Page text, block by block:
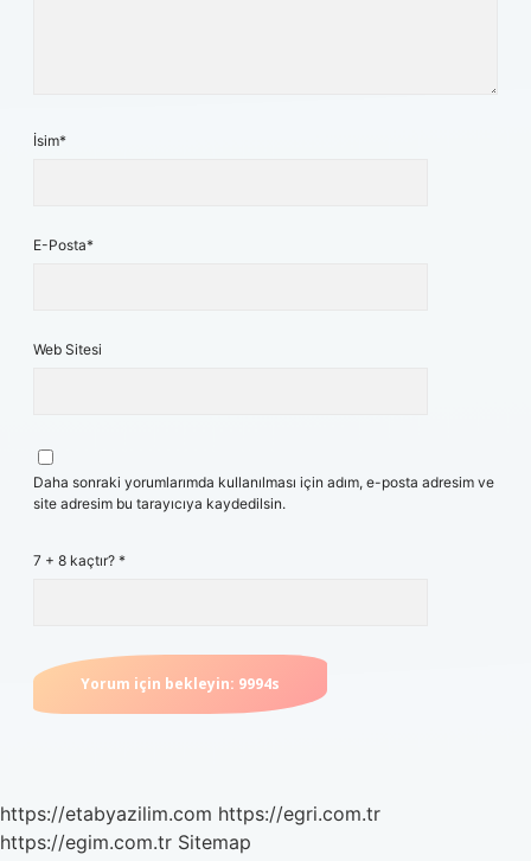
İsim*
E-Posta*
Web Sitesi
Daha sonraki yorumlarımda kullanılması için adım, e-posta adresim ve
site adresim bu tarayıcıya kaydedilsin.
7 + 8 kaçtır? *
https://etabyazilim.com https://egri.com.tr
https://egim.com.tr Sitemap